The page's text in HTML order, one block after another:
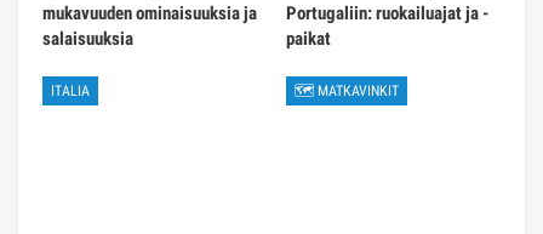
mukavuuden ominaisuuksia ja
salaisuuksia
Portugaliin: ruokailuajat ja -
paikat
ITALIA 🗺 MATKAVINKIT